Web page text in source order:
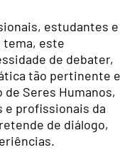
estudantes e
este
de debater,
tão pertinente e
Seres Humanos,
profissionais da
de diálogo,